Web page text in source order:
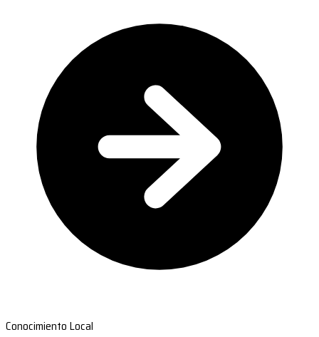
Conocimiento Local